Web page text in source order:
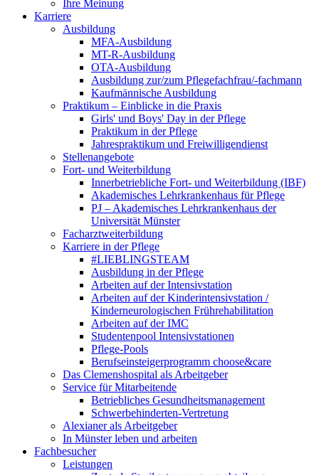
Ihre Meinung
Karriere
Ausbildung
MFA-Ausbildung
MT-R-Ausbildung
OTA-Ausbildung
Ausbildung zur/zum Pflegefachfrau/-fachmann
Kaufmännische Ausbildung
Praktikum – Einblicke in die Praxis
Girls' und Boys' Day in der Pflege
Praktikum in der Pflege
Jahrespraktikum und Freiwilligendienst
Stellenangebote
Fort- und Weiterbildung
Innerbetriebliche Fort- und Weiterbildung (IBF)
Akademisches Lehrkrankenhaus für Pflege
PJ – Akademisches Lehrkrankenhaus der
Universität Münster
Facharztweiterbildung
Karriere in der Pflege
#LIEBLINGSTEAM
Ausbildung in der Pflege
Arbeiten auf der Intensivstation
Arbeiten auf der Kinderintensivstation /
Kinderneurologischen Frührehabilitation
Arbeiten auf der IMC
Studentenpool Intensivstationen
Pflege-Pools
Berufseinsteigerprogramm choose&care
Das Clemenshospital als Arbeitgeber
Service für Mitarbeitende
Betriebliches Gesundheitsmanagement
Schwerbehinderten-Vertretung
Alexianer als Arbeitgeber
In Münster leben und arbeiten
Fachbesucher
Leistungen